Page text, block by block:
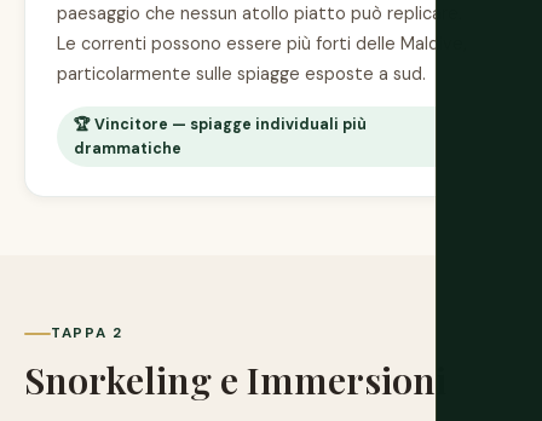
paesaggio che nessun atollo piatto può replicare.
Le correnti possono essere più forti delle Maldive,
particolarmente sulle spiagge esposte a sud.
🏆 Vincitore — spiagge individuali più
drammatiche
TAPPA 2
Snorkeling e Immersioni